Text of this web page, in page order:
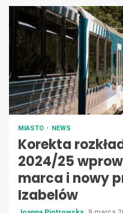
MIASTO NEWS
Korekta
2024/25
marca i nowy
Izabelów